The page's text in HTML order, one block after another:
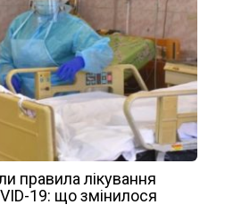
правила лікування
19: що змінилося